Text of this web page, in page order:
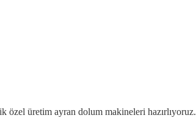
özel üretim ayran dolum makineleri hazırlıyoruz.